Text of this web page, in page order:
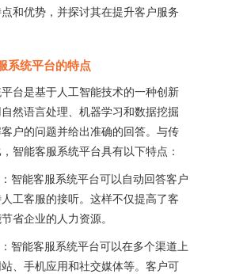
和优势，并探讨其在提升客户服务
统平台的特点
是基于人工智能技术的一种创新
然语言处理、机器学习和数据挖掘
户的问题并给出准确的回答。与传
智能客服系统平台具有以下特点：
能客服系统平台可以自动回答客户
工客服的接听。这样不仅提高了客
省企业的人力资源。
能客服系统平台可以在多个渠道上
、手机应用和社交媒体等。客户可